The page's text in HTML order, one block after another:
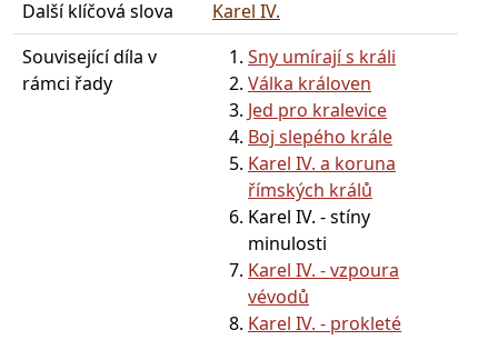
Další klíčová slova
Karel IV.
Související díla v
rámci řady
Sny umírají s králi
Válka královen
Jed pro kralevice
Boj slepého krále
Karel IV. a koruna
římských králů
Karel IV. - stíny
minulosti
Karel IV. - vzpoura
vévodů
Karel IV. - prokleté